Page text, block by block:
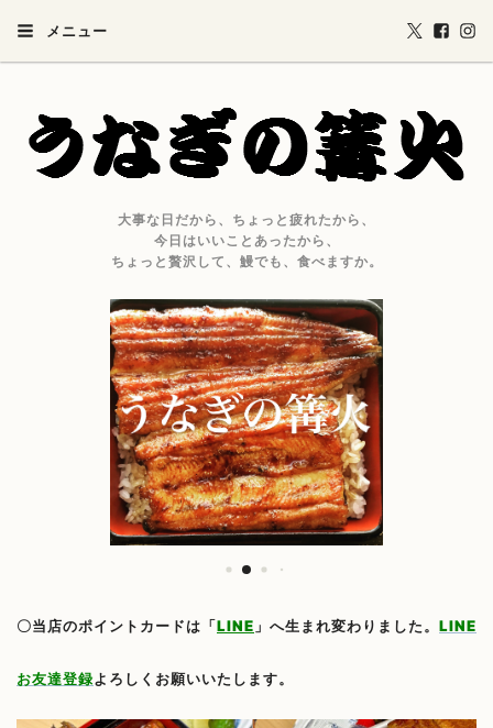
メニュー
大事な日だから、ちょっと疲れたから、
今日はいいことあったから、
ちょっと贅沢して、鰻でも、食べますか。
〇当店のポイントカードは 「LINE 」へ生まれ変わりました。 LINE
お友達登録よろしくお願いいたします。